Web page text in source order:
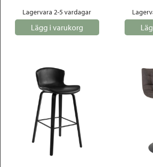
Lagervara 2-5 vardagar
Lägg i varukorg